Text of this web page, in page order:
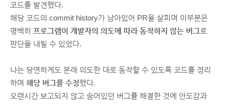
코드를 발견했다.
해당 코드의 commit history가 남아있어 PR을 살피며 이부분은
명백히 프로그램이 개발자의 의도에 따라 동작하지 않는 버그 로
판단을 내릴 수 있었다.
나는 당연하게도 본래 의도한 대로 동작할 수 있도록 코드를 정리
하며 해당 버그를 수정했다.
오랜시간 보고되지 않고 숨어있던 버그를 해결한 것에 안도감과